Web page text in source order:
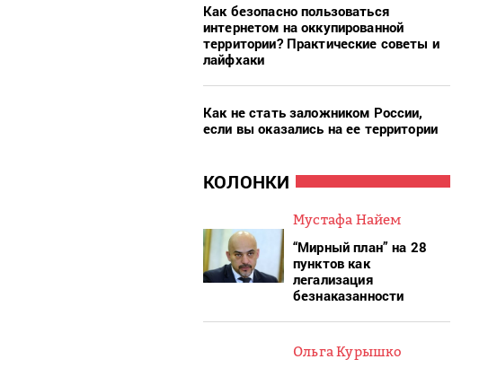
Как безопасно пользоваться
интернетом на оккупированной
территории? Практические советы и
лайфхаки
Как не стать заложником России,
если вы оказались на ее территории
КОЛОНКИ
Мустафа Найем
“Мирный план” на 28
пунктов как
легализация
безнаказанности
Ольга Курышко